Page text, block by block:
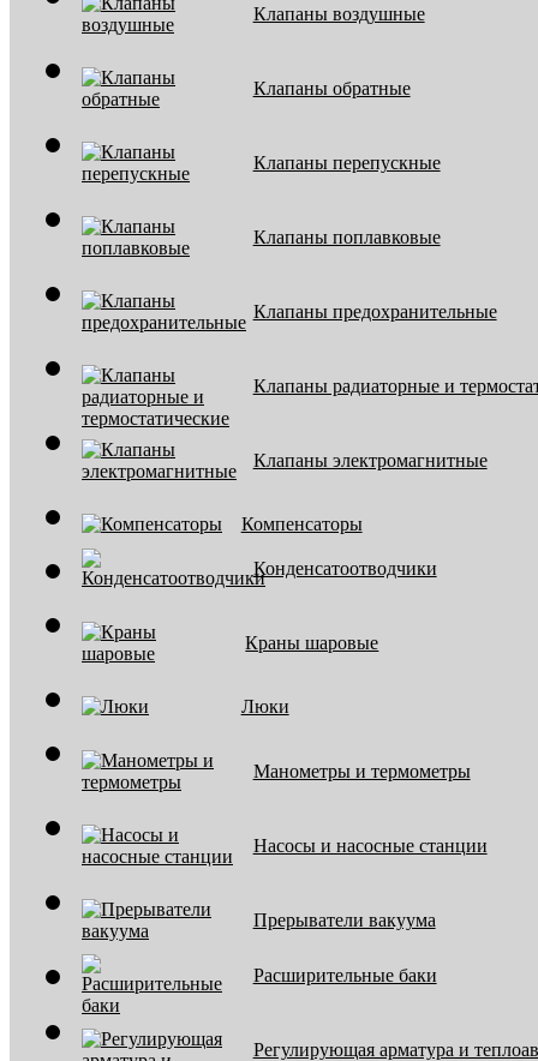
Клапаны воздушные
Клапаны обратные
Клапаны перепускные
Клапаны поплавковые
Клапаны предохранительные
Клапаны радиаторные и
Клапаны электромагнитные
Компенсаторы
Конденсатоотводчики
Краны шаровые
Люки
Манометры и термометры
Насосы и насосные станции
Прерыватели вакуума
Расширительные баки
Регулирующая арматура и